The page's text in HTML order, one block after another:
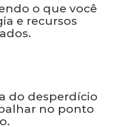
o que você
e recursos
do desperdício
no ponto